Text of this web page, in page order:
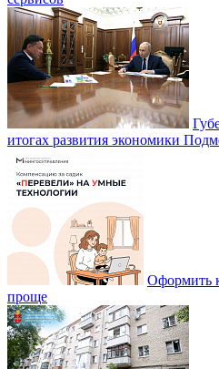
итогах развития экономики
Оформить
проще